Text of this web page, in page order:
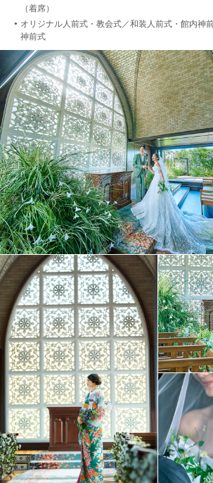
（着席）
●
オリジナル人前式・教会式／和装人前式・館内神
神前式